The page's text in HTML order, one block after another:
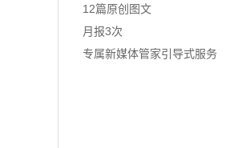
12篇原创图文
月报3次
专属新媒体管家引导式服务